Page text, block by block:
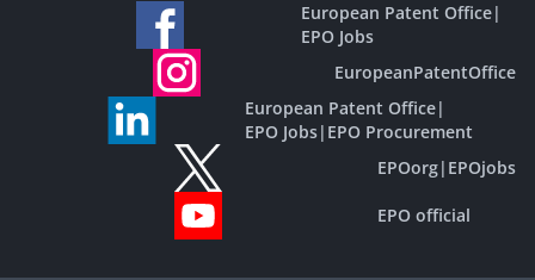
European Patent Office|
EPO Jobs
EuropeanPatentOffice
European Patent Office|
EPO Jobs| EPO Procurement
EPOorg| EPOjobs
EPO official